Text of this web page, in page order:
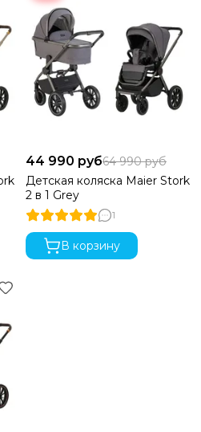
44 990 руб64 990 руб
Детская коляска Maier Stork
2 в 1 Grey
1
В корзину